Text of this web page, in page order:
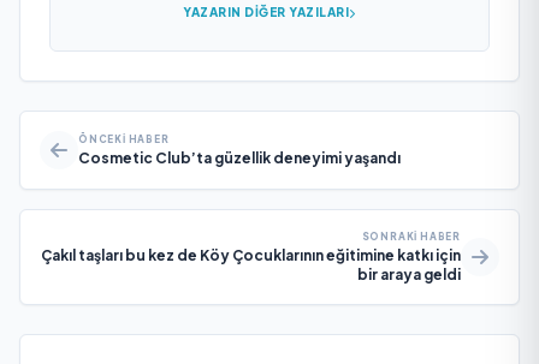
YAZARIN DIĞER YAZILARI
ÖNCEKI HABER
Cosmetic Club’ta güzellik deneyimi yaşandı
SONRAKI HABER
Çakıl taşları bu kez de Köy Çocuklarının eğitimine katkı için
bir araya geldi